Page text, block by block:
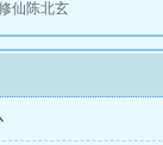
仙陈北玄